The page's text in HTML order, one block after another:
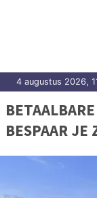
4 augustus 2026,
BESPAAR JE